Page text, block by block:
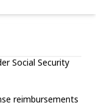
Social Security
reimbursements